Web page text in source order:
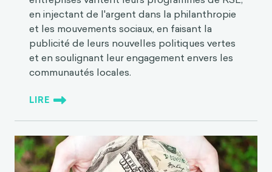
en injectant de l'argent dans la philanthropie
et les mouvements sociaux, en faisant la
publicité de leurs nouvelles politiques vertes
et en soulignant leur engagement envers les
communautés locales.
LIRE